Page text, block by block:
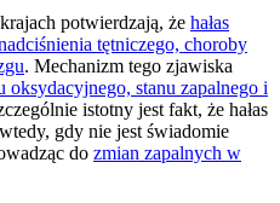
potwierdzają, że hałas
tętniczego, choroby
. Mechanizm tego zjawiska
oksydacyjnego, stanu zapalnego i
istotny jest fakt, że hałas
gdy nie jest świadomie
do zmian zapalnych w